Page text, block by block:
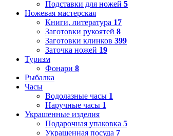
Подставки для ножей 5
Ножевая мастерская
Книги, литература 17
Заготовки рукоятей 8
Заготовки клинков 399
Заточка ножей 19
Туризм
Фонари 8
Рыбалка
Часы
Водолазные часы 1
Наручные часы 1
Украшенные изделия
Подарочная упаковка 5
Украшенная посуда 7